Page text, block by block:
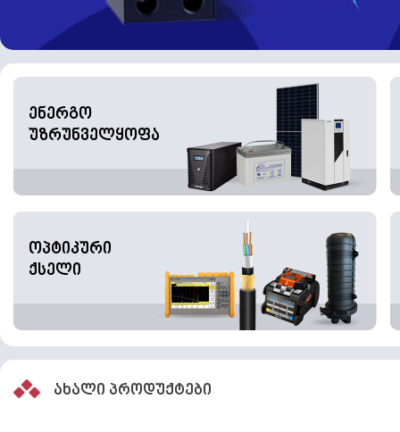
ენერგო
უზრუნველყოფა
ოპტიკური
ქსელი
ახალი პროდუქტები